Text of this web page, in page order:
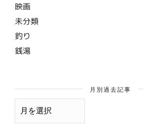
映画
未分類
釣り
銭湯
月別過去記事
月